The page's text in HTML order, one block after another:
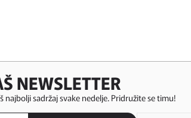
NEWSLETTER
sadržaj svake nedelje. Pridružite se timu!